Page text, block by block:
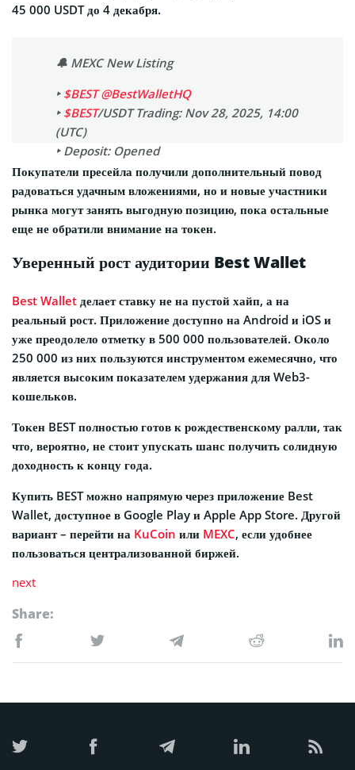
Campaign runs from Nov 28 to Dec 7
More details below⬇️
— KuCoin (@kucoincom)
November 28, 2025
45 000 USDT до 4 декабря.
🔔 MEXC New Listing
‣ $BEST @BestWalletHQ
‣ $BEST/USDT Trading: Nov 28, 2025, 14:00
(UTC)
‣ Deposit: Opened
👇Join the$BESTAirdrop+ to share
1,200,000$BEST& 45,000$USDT!
https://t.co/esHlv4BOnf
pic.twitter.com/d71NoTNV5Z
— MEXC_Listings (@MEXC_Listings)
Покупатели пресейла получили дополнительный повод
радоваться удачным вложениями, но и новые участники
рынка могут занять выгодную позицию, пока остальные
еще не обратили внимание на токен.
Уверенный рост аудитории Best Wallet
Best Wallet делает ставку не на пустой хайп, а на
реальный рост. Приложение доступно на Android и iOS и
уже преодолело отметку в 500 000 пользователей. Около
250 000 из них пользуются инструментом ежемесячно, что
является высоким показателем удержания для Web3-
кошельков.
Токен BEST полностью готов к рождественскому ралли, так
что, вероятно, не стоит упускать шанс получить солидную
доходность к концу года.
Купить BEST можно напрямую через приложение Best
Wallet, доступное в Google Play и Apple App Store. Другой
вариант – перейти на KuCoin или MEXC, если удобнее
пользоваться централизованной биржей.
next
Share: